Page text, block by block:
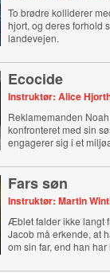
To brødre kolliderer
hjort, og deres forhold
landevejen.
Ecocide
Instruktør: Alice
Reklamemanden
konfronteret med sin
engagerer sig i et
Fars søn
Instruktør: Martin
Æblet falder ikke langt
Jacob må erkende, at
om sin far, end han har